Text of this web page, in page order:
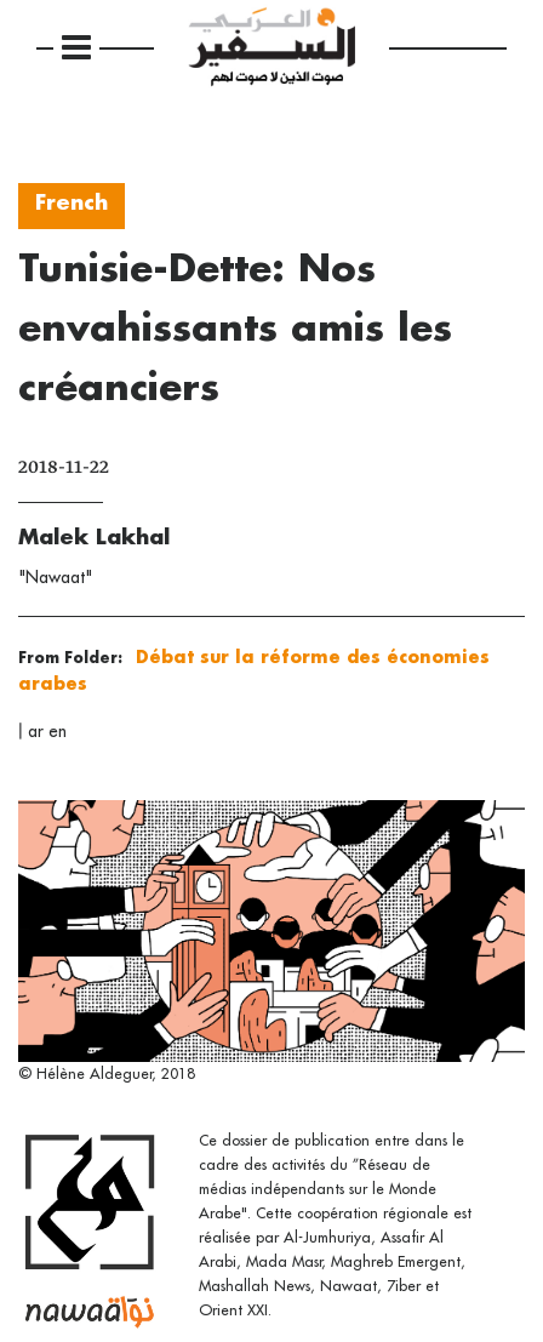
French
Tunisie-Dette: Nos
envahissants amis les
créanciers
2018-11-22
Malek Lakhal
"Nawaat"
From Folder:
Débat sur la réforme des économies
arabes
| ar en
© Hélène Aldeguer, 2018
Ce dossier de publication entre dans le
cadre des activités du ”Réseau de
médias indépendants sur le Monde
Arabe". Cette coopération régionale est
réalisée par Al-Jumhuriya, Assafir Al
Arabi, Mada Masr, Maghreb Emergent,
Mashallah News, Nawaat, 7iber et
Orient XXI.